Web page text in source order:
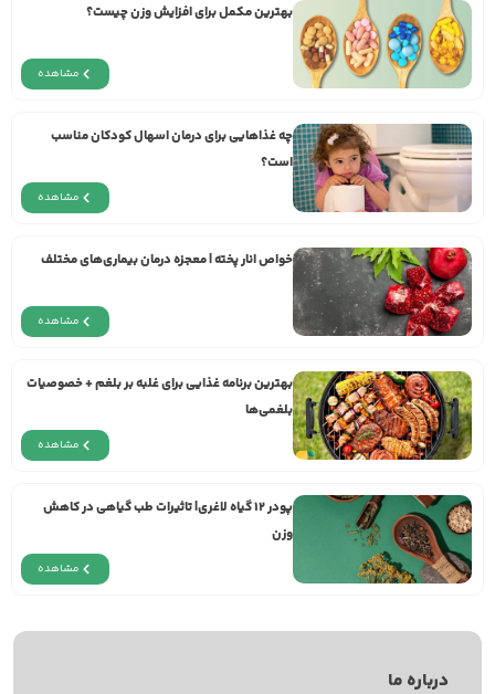
بهترین مکمل برای افزایش وزن چیست؟
مشاهده
چه غذاهایی برای درمان اسهال کودکان مناسب
است؟
مشاهده
خواص انار پخته | معجزه‌ درمان بیماری‌های مختلف
مشاهده
بهترین برنامه غذایی برای غلبه بر بلغم + خصوصیات
بلغمی‌ها
مشاهده
پودر ۱۲ گیاه لاغری| تاثیرات طب گیاهی در کاهش
وزن
مشاهده
درباره ما